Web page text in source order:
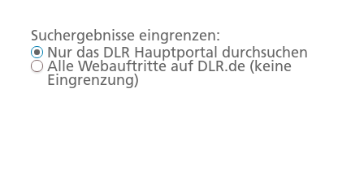
Suchergebnisse eingrenzen:
Nur das DLR Hauptportal durchsuchen
Alle Webauftritte auf DLR.de (keine
Eingrenzung)